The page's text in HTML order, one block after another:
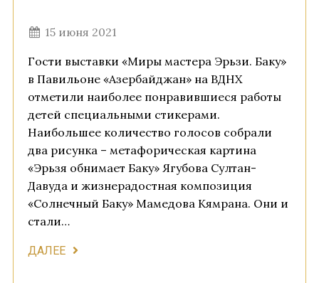
15 июня 2021
Гости выставки «Миры мастера Эрьзи. Баку»
в Павильоне «Азербайджан» на ВДНХ
отметили наиболее понравившиеся работы
детей специальными стикерами.
Наибольшее количество голосов собрали
два рисунка – метафорическая картина
«Эрьзя обнимает Баку» Ягубова Султан-
Давуда и жизнерадостная композиция
«Солнечный Баку» Мамедова Кямрана. Они и
стали…
ДАЛЕЕ